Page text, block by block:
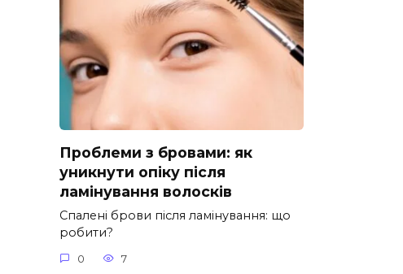
Проблеми з бровами: як
уникнути опіку після
ламінування волосків
Спалені брови після ламінування: що
робити?
0 7